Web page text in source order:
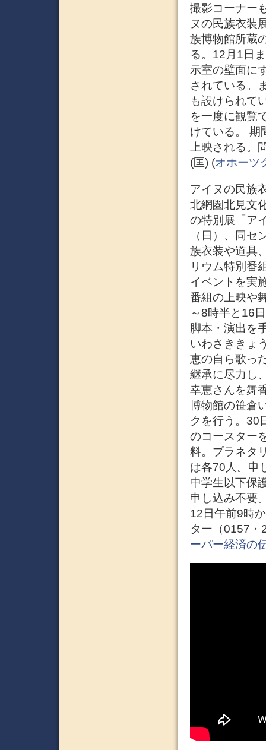
撮影コーナー
ヌの民族衣装
族博物館所蔵
る。12月1日
示室の壁面に
されている。
も設けられて
を一度に観覧
けている。 期
上映される。
(匡) (オホーツ
アイヌの民族
北網圏北見文
の特別展「ア
（日）、同
族衣装や道具
リウム特別番
イベントを実
番組の上映や
～8時半と16
脚本・演出を
いわさききょ
恵の自ら歌っ
継承に尽力し
幸恵さんを舞
博物館の笹倉
クを行う。30
のコースター
料。プラネタ
は各70人。申
中学生以下保
申し込み不要
12日午前9時
ター（0157・
ーパー経済の